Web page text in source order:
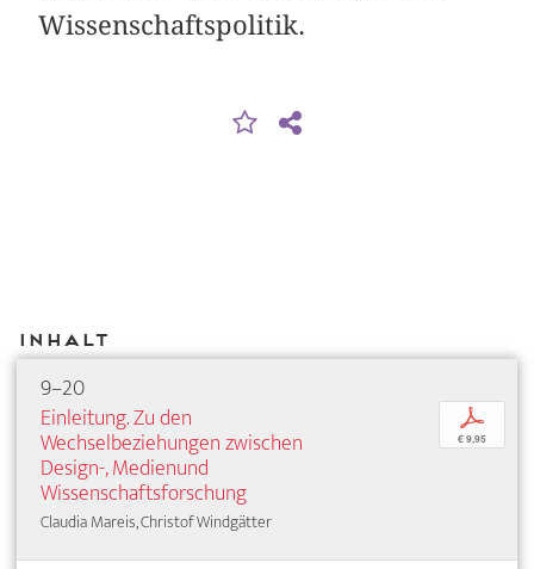
Wissenschaftspolitik.
Inhalt
9–20
Einleitung. Zu den
Wechselbeziehungen zwischen
Design-, Medienund
Wissenschaftsforschung
Claudia Mareis, Christof Windgätter
p
€ 9,95